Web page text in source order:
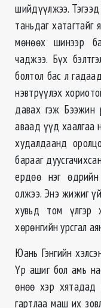
шийдүүлжээ.
таньдаг хатагтайг
мөнөөх шинээр
чаджээ. Бүх
болтол бас л
нэвтрүүлэх
давах гэж Бээжин
аваад үүд хаалгаа
худалдаанд
барааг
ердөө нэг
олжээ. Энэ жижиг
хувьд том үлгэр
хөрөнгийн урсгал
Юань Гэнгийн
Үр ашиг бол амь
өнөө хэр хятадад
гартлаа маш их